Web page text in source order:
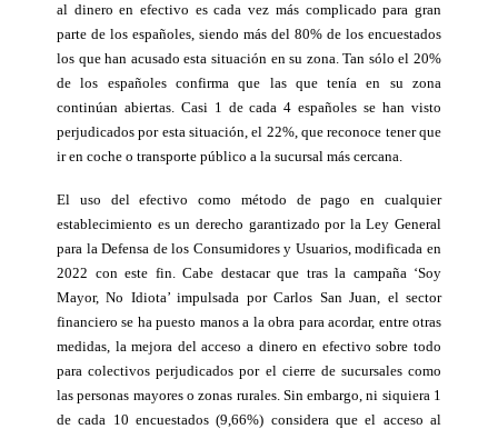
al dinero en efectivo es cada vez más complicado para gran
parte de los españoles, siendo más del 80% de los encuestados
los que han acusado esta situación en su zona. Tan sólo el 20%
de los españoles confirma que las que tenía en su zona
continúan abiertas. Casi 1 de cada 4 españoles se han visto
perjudicados por esta situación, el 22%, que reconoce tener que
ir en coche o transporte público a la sucursal más cercana.
El uso del efectivo como método de pago en cualquier
establecimiento es un derecho garantizado por la Ley General
para la Defensa de los Consumidores y Usuarios, modificada en
2022 con este fin. Cabe destacar que tras la campaña ‘Soy
Mayor, No Idiota’ impulsada por Carlos San Juan, el sector
financiero se ha puesto manos a la obra para acordar, entre otras
medidas, la mejora del acceso a dinero en efectivo sobre todo
para colectivos perjudicados por el cierre de sucursales como
las personas mayores o zonas rurales. Sin embargo, ni siquiera 1
de cada 10 encuestados (9,66%) considera que el acceso al